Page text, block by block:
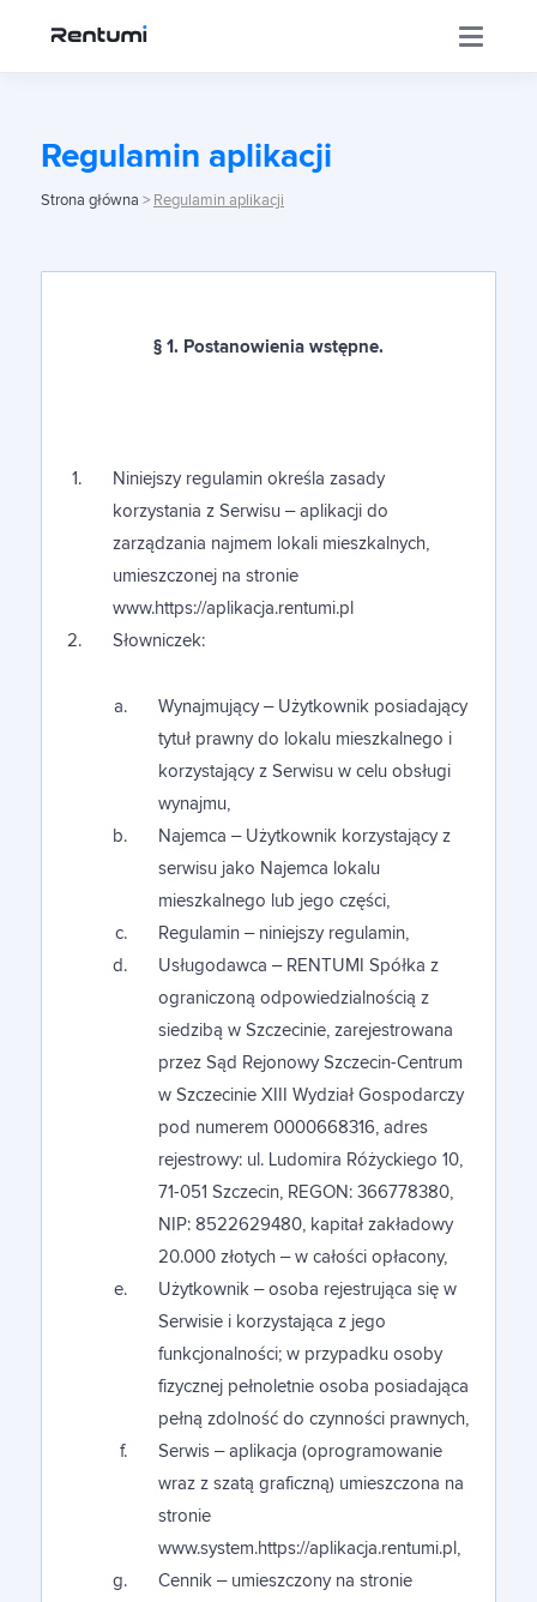
przelewy internetowe
KOMUNIKACJA
Łatwa, szybka komunikacja z lokatorami
ZARZĄDZANIE LOKALEM
Z nami stworzysz bezpieczna umowę pomiędzy Tobą a
Twoimi lokatorami
POMOC W WINDYKACJI
Pomagamy rozwiązać problem z opóźnionymi
płatnościami
Zobacz wszystkie możliwości
PRZEJDŹ DO SKLEPU
WZORY UMÓW
UMOWA NAJMU OKAZJONALNEGO
ROZWIĄZANIE UMOWY NAJMU
Kup mieszkanie
Polski
Regulamin aplikacji
Strona główna > Regulamin aplikacji
§ 1. Postanowienia wstępne.
Niniejszy regulamin określa zasady
korzystania z Serwisu – aplikacji do
zarządzania najmem lokali mieszkalnych,
umieszczonej na stronie
www.https://aplikacja.rentumi.pl
Słowniczek:
Wynajmujący – Użytkownik posiadający
tytuł prawny do lokalu mieszkalnego i
korzystający z Serwisu w celu obsługi
wynajmu,
Najemca – Użytkownik korzystający z
serwisu jako Najemca lokalu
mieszkalnego lub jego części,
Regulamin – niniejszy regulamin,
Usługodawca – RENTUMI Spółka z
ograniczoną odpowiedzialnością z
siedzibą w Szczecinie, zarejestrowana
przez Sąd Rejonowy Szczecin-Centrum
w Szczecinie XIII Wydział Gospodarczy
pod numerem 0000668316, adres
rejestrowy: ul. Ludomira Różyckiego 10,
71-051 Szczecin, REGON: 366778380,
NIP: 8522629480, kapitał zakładowy
20.000 złotych – w całości opłacony,
Użytkownik – osoba rejestrująca się w
Serwisie i korzystająca z jego
funkcjonalności; w przypadku osoby
fizycznej pełnoletnie osoba posiadająca
pełną zdolność do czynności prawnych,
Serwis – aplikacja (oprogramowanie
wraz z szatą graficzną) umieszczona na
stronie
www.system.https://aplikacja.rentumi.pl,
Cennik – umieszczony na stronie